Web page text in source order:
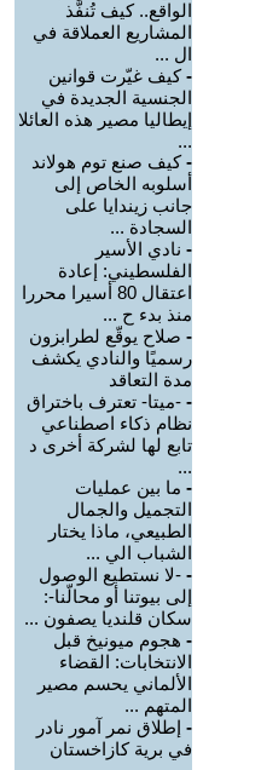
الواقع.. كيف تُنفَّذ
المشاريع العملاقة في
ال ...
-كيف غيّرت قوانين
الجنسية الجديدة في
إيطاليا مصير هذه العائلا
...
-كيف صنع توم هولاند
أسلوبه الخاص إلى
جانب زيندايا على
السجادة ...
- نادي الأسير
الفلسطيني: إعادة
اعتقال 80 أسيرا محررا
منذ بدء ح ...
- صلاح يوقّع لطرابزون
رسميًا والنادي يكشف
مدة التعاقد
- -ميتا- تعترف باختراق
نظام ذكاء اصطناعي
تابع لها لشركة أخرى د
...
- ما بين عمليات
التجميل والجمال
الطبيعي، ماذا يختار
الشباب الي ...
- -لا نستطيع الوصول
إلى بيوتنا أو محالّنا-:
سكان قلنديا يصفون ...
- هجوم ميونيخ قبل
الانتخابات: القضاء
الألماني يحسم مصير
المتهم ...
- إطلاق نمر آمور نادر
في برية كازاخستان